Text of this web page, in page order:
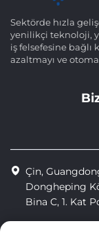
Sektörde hızla
yenilikçi teknoloji,
iş felsefesine
azaltmayı ve
Çin,
Dongheping
Bina C, 1. Kat